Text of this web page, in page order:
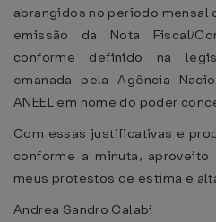
abrangidos no período mensal
emissão da Nota Fiscal/
conforme definido na
emanada pela Agência
ANEEL em nome do poder
Com essas justificativas e
conforme a minuta,
meus protestos de estima e
Andrea Sandro Calabi